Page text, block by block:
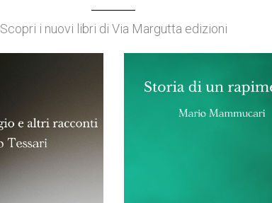
Scopri i nuovi libri di Via Margutta edizioni